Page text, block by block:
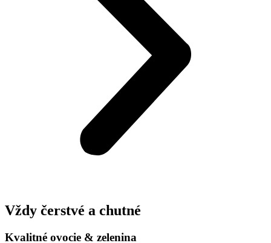
Vždy čerstvé a chutné
Kvalitné ovocie & zelenina